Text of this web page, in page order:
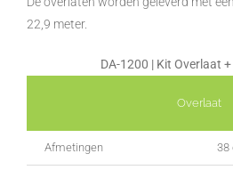
22,9 meter.
DA-1200 | Kit Overlaat
Overlaat
Afmetingen 38